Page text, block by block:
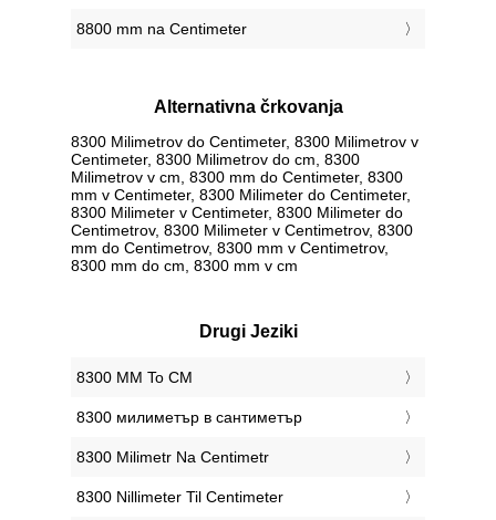
8800 mm na Centimeter
Alternativna črkovanja
8300 Milimetrov do Centimeter, 8300 Milimetrov v
Centimeter, 8300 Milimetrov do cm, 8300
Milimetrov v cm, 8300 mm do Centimeter, 8300
mm v Centimeter, 8300 Milimeter do Centimeter,
8300 Milimeter v Centimeter, 8300 Milimeter do
Centimetrov, 8300 Milimeter v Centimetrov, 8300
mm do Centimetrov, 8300 mm v Centimetrov,
8300 mm do cm, 8300 mm v cm
Drugi Jeziki
‎8300 MM To CM
‎8300 милиметър в сантиметър
‎8300 Milimetr Na Centimetr
‎8300 Nillimeter Til Centimeter